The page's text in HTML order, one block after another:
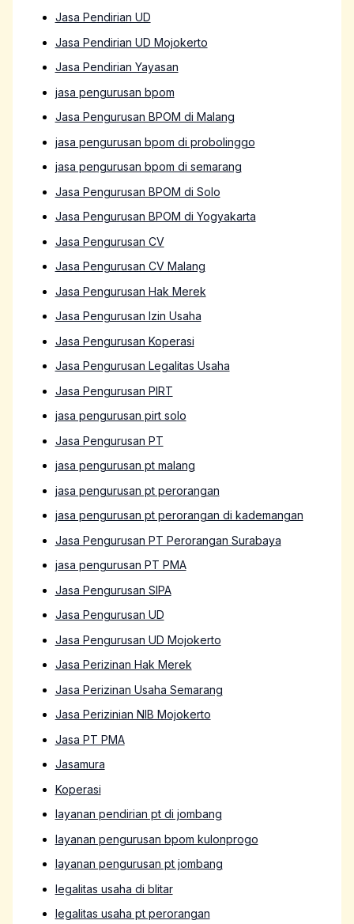
Jasa Pendirian UD
Jasa Pendirian UD Mojokerto
Jasa Pendirian Yayasan
jasa pengurusan bpom
Jasa Pengurusan BPOM di Malang
jasa pengurusan bpom di probolinggo
jasa pengurusan bpom di semarang
Jasa Pengurusan BPOM di Solo
Jasa Pengurusan BPOM di Yogyakarta
Jasa Pengurusan CV
Jasa Pengurusan CV Malang
Jasa Pengurusan Hak Merek
Jasa Pengurusan Izin Usaha
Jasa Pengurusan Koperasi
Jasa Pengurusan Legalitas Usaha
Jasa Pengurusan PIRT
jasa pengurusan pirt solo
Jasa Pengurusan PT
jasa pengurusan pt malang
jasa pengurusan pt perorangan
jasa pengurusan pt perorangan di kademangan
Jasa Pengurusan PT Perorangan Surabaya
jasa pengurusan PT PMA
Jasa Pengurusan SIPA
Jasa Pengurusan UD
Jasa Pengurusan UD Mojokerto
Jasa Perizinan Hak Merek
Jasa Perizinan Usaha Semarang
Jasa Perizinian NIB Mojokerto
Jasa PT PMA
Jasamura
Koperasi
layanan pendirian pt di jombang
layanan pengurusan bpom kulonprogo
layanan pengurusan pt jombang
legalitas usaha di blitar
legalitas usaha pt perorangan